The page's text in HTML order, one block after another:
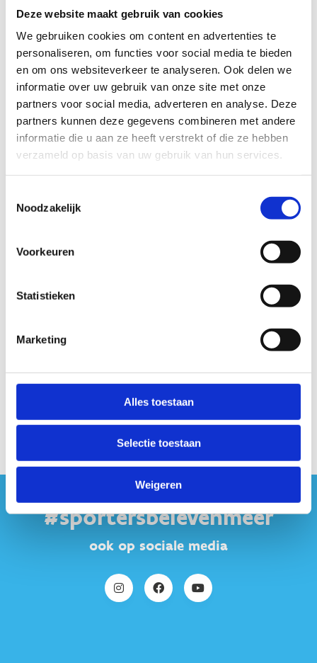
Deze website maakt gebruik van cookies
We gebruiken cookies om content en advertenties te
personaliseren, om functies voor social media te bieden
en om ons websiteverkeer te analyseren. Ook delen we
informatie over uw gebruik van onze site met onze
partners voor social media, adverteren en analyse. Deze
partners kunnen deze gegevens combineren met andere
informatie die u aan ze heeft verstrekt of die ze hebben
verzameld op basis van uw gebruik van hun services.
Noodzakelijk
Voorkeuren
Statistieken
Marketing
Alles toestaan
Selectie toestaan
Weigeren
lussen combineren. Op de parking staat een omkleedhut voor
de sporters en in de omgeving is er een trimparcours.
Startplaatsen
Tessenderlo
#sportersbelevenmeer
ook op sociale media